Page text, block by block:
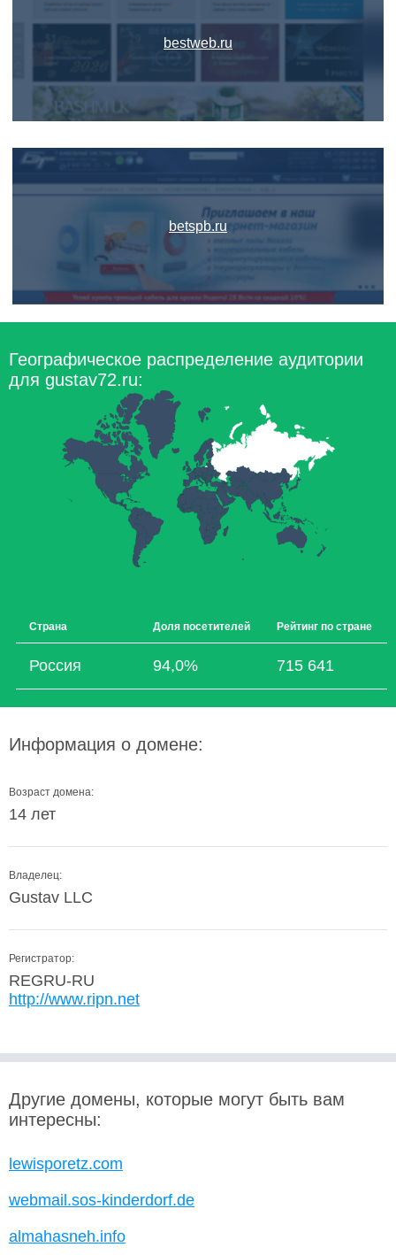
bestweb.ru
betspb.ru
Географическое распределение аудитории
для gustav72.ru:
Страна Доля посетителей Рейтинг по стране
Россия 94,0% 715 641
Информация о домене:
Возраст домена:
14 лет
Владелец:
Gustav LLC
Регистратор:
REGRU-RU
http://www.ripn.net
Другие домены, которые могут быть вам
интересны:
lewisporetz.com
webmail.sos-kinderdorf.de
almahasneh.info